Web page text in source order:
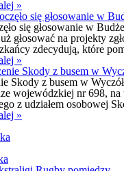
»
się głosowanie w
głosować na projekty
zdecydują, które
»
Skody z busem w
wojewódzkiej nr 698, na
z udziałem osobowej
»